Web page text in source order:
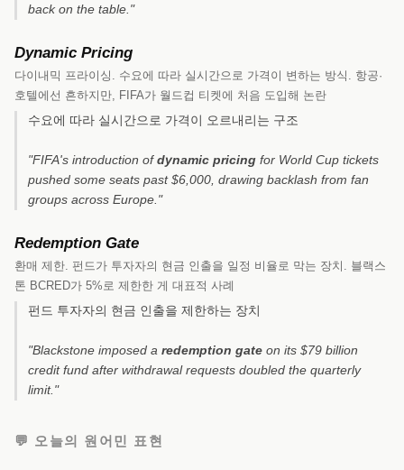
back on the table."
Dynamic Pricing
다이내믹 프라이싱. 수요에 따라 실시간으로 가격이 변하는 방식. 항공·
호텔에선 흔하지만, FIFA가 월드컵 티켓에 처음 도입해 논란
수요에 따라 실시간으로 가격이 오르내리는 구조
"FIFA's introduction of dynamic pricing for World Cup tickets
pushed some seats past $6,000, drawing backlash from fan
groups across Europe."
Redemption Gate
환매 제한. 펀드가 투자자의 현금 인출을 일정 비율로 막는 장치. 블랙스
톤 BCRED가 5%로 제한한 게 대표적 사례
펀드 투자자의 현금 인출을 제한하는 장치
"Blackstone imposed a redemption gate on its $79 billion
credit fund after withdrawal requests doubled the quarterly
limit."
💬 오늘의 원어민 표현